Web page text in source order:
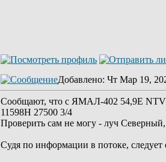
Добавлено: Чт Мар 19,
Сообщают, что с ЯМАЛ-402 54,9Е NTV
11598Н 27500 3/4
Проверить сам не могу - луч
Судя по информации в потоке,